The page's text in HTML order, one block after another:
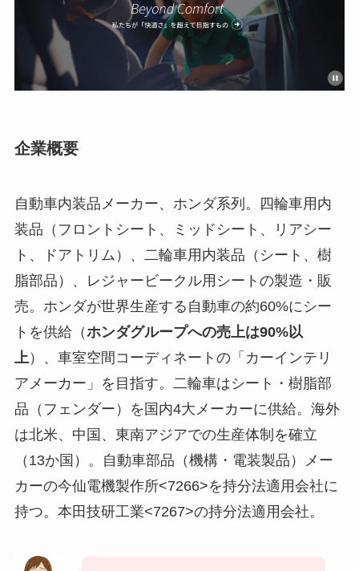
企業概要
自動車内装品メーカー、ホンダ系列。四輪車用内
装品（フロントシート、ミッドシート、リアシー
ト、ドアトリム）、二輪車用内装品（シート、樹
脂部品）、レジャービークル用シートの製造・販
売。ホンダが世界生産する自動車の約60%にシー
トを供給（ホンダグループへの売上は90%以
上）、車室空間コーディネートの「カーインテリ
アメーカー」を目指す。二輪車はシート・樹脂部
品（フェンダー）を国内4大メーカーに供給。海外
は北米、中国、東南アジアでの生産体制を確立
（13か国）。自動車部品（機構・電装製品）メー
カーの今仙電機製作所<7266>を持分法適用会社に
持つ。本田技研工業<7267>の持分法適用会社。